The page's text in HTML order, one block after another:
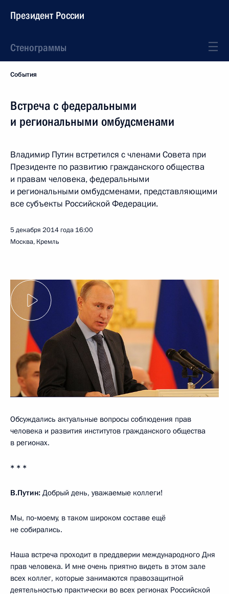
Президент России
Стенограммы
События
Встреча с федеральными
и региональными омбудсменами
Владимир Путин встретился с членами Совета при
Президенте по развитию гражданского общества
и правам человека, федеральными
и региональными омбудсменами, представляющими
все субъекты Российской Федерации.
5 декабря 2014 года 16:00
Москва, Кремль
Обсуждались актуальные вопросы соблюдения прав
человека и развития институтов гражданского общества
в регионах.
* * *
В.Путин: Добрый день, уважаемые коллеги!
Мы, по‑моему, в таком широком составе ещё
не собирались.
Наша встреча проходит в преддверии международного Дня
прав человека. И мне очень приятно видеть в этом зале
всех коллег, которые занимаются правозащитной
деятельностью практически во всех регионах Российской